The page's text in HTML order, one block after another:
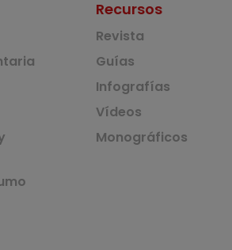
Recursos
Revista
Guías
Infografías
Vídeos
Monográficos